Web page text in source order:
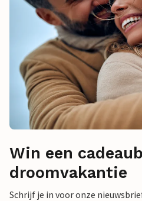
Win een
droomvakantie
Schrijf je in voor onze